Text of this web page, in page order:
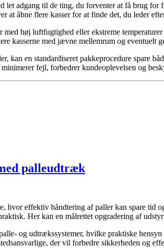
let adgang til de ting, du forventer at få brug
at åbne flere kasser for at finde det, du leder
høj luftfugtighed eller ekstreme
kasserne med jævne mellemrum og eventuelt
kan en standardiseret pakkeprocedure spare
fejl, forbedrer kundeoplevelsen og
palleudtræk
hvor effektiv håndtering af paller kan spare
Her kan en målrettet opgradering af
og udtrækssystemer, hvilke praktiske
der vil forbedre sikkerheden og